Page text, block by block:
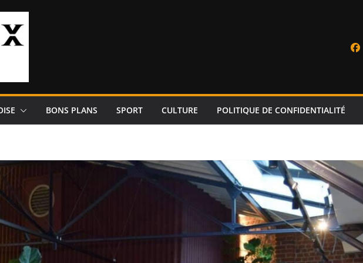
BONS PLANS SPORT CULTURE POLITIQUE DE CONFIDENTIALITÉ